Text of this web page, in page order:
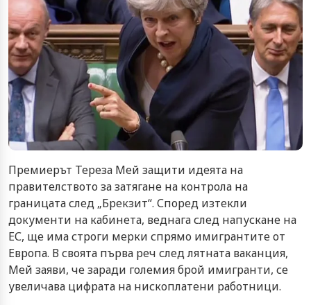
Премиерът Тереза Мей защити идеята на
правителството за затягане на контрола на
границата след „Брекзит“. Според изтекли
документи на кабинета, веднага след напускане на
ЕС, ще има строги мерки спрямо имигрантите от
Европа. В своята първа реч след лятната ваканция,
Мей заяви, че заради големия брой имигранти, се
увеличава цифрата на нископлатени работници.